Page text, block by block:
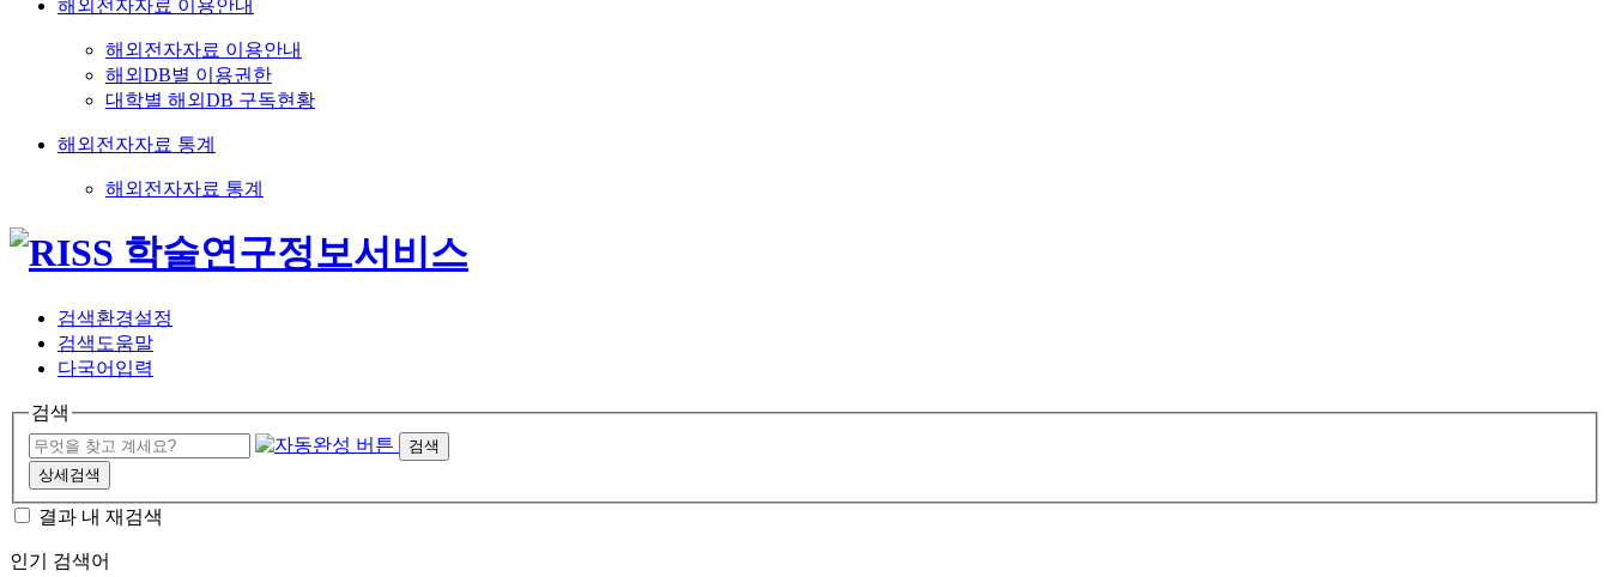
해외전자자료 이용안내
해외전자자료 이용안내
해외DB별 이용권한
대학별 해외DB 구독현황
해외전자자료 통계
해외전자자료 통계
검색환경설정
검색도움말
다국어입력
검색
검색
상세검색
결과 내 재검색
인기 검색어